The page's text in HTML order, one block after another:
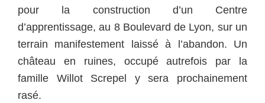
pour la construction d’un Centre
d’apprentissage, au 8 Boulevard de Lyon, sur un
terrain manifestement laissé à l’abandon. Un
château en ruines, occupé autrefois par la
famille Willot Screpel y sera prochainement
rasé.